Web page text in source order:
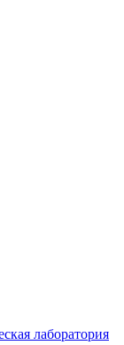
лаборатория